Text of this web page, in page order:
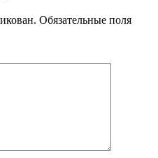
Обязательные поля